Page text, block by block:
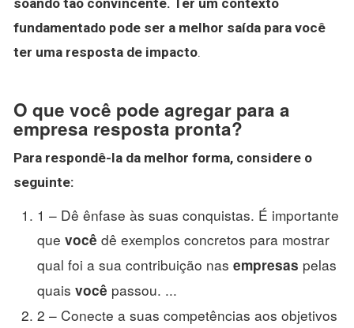
fundamentado pode ser a melhor saída para você
ter uma resposta de impacto.
O que você pode agregar para a
empresa resposta pronta?
Para respondê-la da melhor forma, considere o
seguinte:
1 – Dê ênfase às suas conquistas. É importante
que você dê exemplos concretos para mostrar
qual foi a sua contribuição nas empresas pelas
quais você passou. ...
2 – Conecte a suas competências aos objetivos